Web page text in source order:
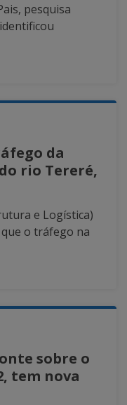
pesquisa
da
rio Tereré,
e Logística)
o tráfego na
sobre o
tem nova